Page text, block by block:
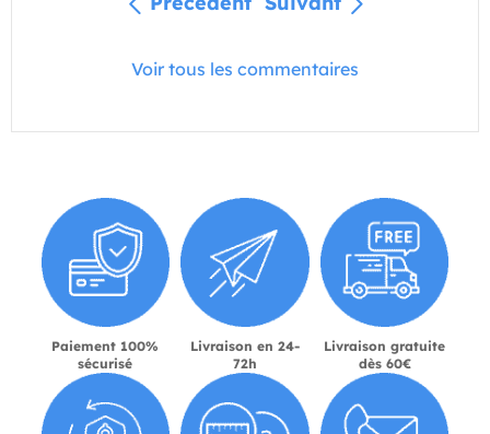
Voir tous les commentaires
Paiement 100%
sécurisé
Livraison en 24-
72h
Livraison gratuite
dès 60€